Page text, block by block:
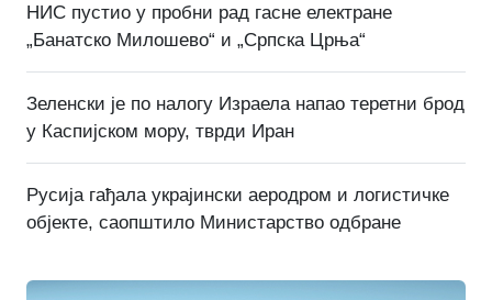
НИС пустио у пробни рад гасне електране
„Банатско Милошево“ и „Српска Црња“
Зеленски је по налогу Израела напао теретни брод
у Каспијском мору, тврди Иран
Русија гађала украјински аеродром и логистичке
објекте, саопштило Министарство одбране